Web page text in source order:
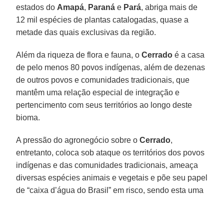
estados do Amapá, Paraná e Pará, abriga mais de
12 mil espécies de plantas catalogadas, quase a
metade das quais exclusivas da região.
Além da riqueza de flora e fauna, oCerrado é a casa
de pelo menos 80 povos indígenas, além de dezenas
de outros povos e comunidades tradicionais, que
mantêm uma relação especial de integração e
pertencimento com seus territórios ao longo deste
bioma.
A pressão do agronegócio sobre oCerrado,
entretanto, coloca sob ataque os territórios dos povos
indígenas e das comunidades tradicionais, ameaça
diversas espécies animais e vegetais e põe seu papel
de “caixa d’água do Brasil” em risco, sendo esta uma